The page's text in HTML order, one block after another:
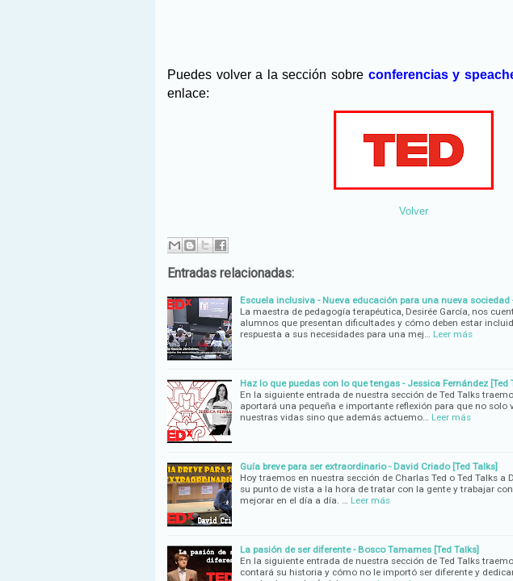
Puedes volver a la sección sobre conferencias y
enlace:
Volver
Entradas relacionadas:
Escuela inclusiva - Nueva educación para una nueva sociedad
La maestra de pedagogía terapéutica, Desirée García, nos
alumnos que presentan dificultades y cómo deben estar
respuesta a sus necesidades para una mej… Leer más
Haz lo que puedas con lo que tengas - Jessica Fernández [Ted
En la siguiente entrada de nuestra sección de Ted Talks
aportará una pequeña e importante reflexión para que no solo
nuestras vidas sino que además actuemo… Leer más
Guía breve para ser extraordinario - David Criado [Ted Talks]
Hoy traemos en nuestra sección de Charlas Ted o Ted Talks a
su punto de vista a la hora de tratar con la gente y trabajar
mejorar en el día a día. … Leer más
La pasión de ser diferente - Bosco Tamames [Ted Talks]
En la siguiente entrada de nuestra sección de Ted Talks
contará su historia y cómo no le importó ser diferente y